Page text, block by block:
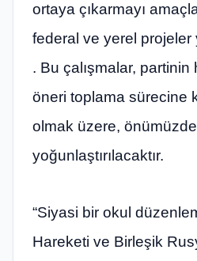
ortaya çıkarmayı
federal ve yerel projeler
. Bu çalışmalar,
öneri toplama sürecine
olmak üzere,
yoğunlaştırılacaktır.
“Siyasi bir okul
Hareketi ve Birleşik